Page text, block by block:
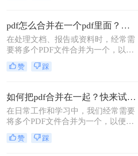
的方法。
pdf怎么合并在一个pdf里面？这二种合并方法了解下！
在处理文档、报告或资料时，经常需
要将多个PDF文件合并为一个，以便
于查阅和管理。那么pdf怎么合并在一
个pdf里面呢？本文将介绍两种将多个
赞 踩
如何把pdf合并在一起？快来试试这3种合并方法！
在日常工作和学习中，我们经常需要
将多个PDF文件合并为一个，以便于
查阅和分享。那么如何把pdf合并在一
起呢？本文将介绍三种常用的PDF合
赞 踩